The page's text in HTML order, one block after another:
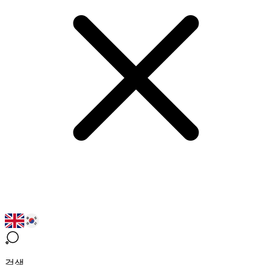
검색